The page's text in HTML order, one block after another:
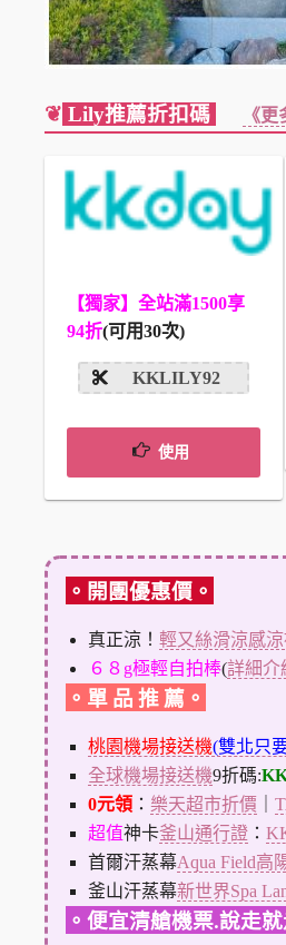
❦ Lily推薦折扣碼 《
【獨家】全站滿1500享
94折(可用30次)
KKLILY92
使用
。開團優惠價。
真正涼！ 輕又絲滑涼感涼
６８g極輕自拍棒(詳細介
。單 品 推 薦。
桃園機場接送機(雙北只
全球機場接送機9折碼:
0元領： 樂天超市折價
超值神卡釜山通行證：
首爾汗蒸幕Aqua Field高
釜山汗蒸幕新世界Spa
。便宜清艙機票.說走就